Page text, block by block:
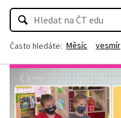
Často hledáte: Měsíc vesmír